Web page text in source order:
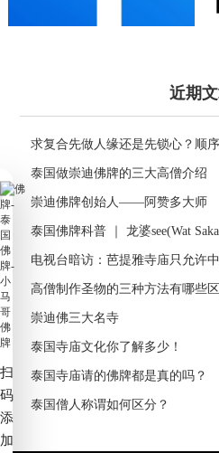
近期
求复合先做人缘还是先锁心？顺
泰国做崇迪佛牌的三大高僧介绍
崇迪佛牌创始人——阿赞多大师
泰国佛牌科普 ｜ 龙婆see(Wat
电视台暗访：芭提雅寺庙只允许
倍！
高僧制作圣物的三种方法有哪些
崇迪佛三大名寺
泰国寺庙文化你了解多少！
泰国寺庙请的佛牌都是真的吗？
泰国僧人称谓如何区分？
扫
码
添
加